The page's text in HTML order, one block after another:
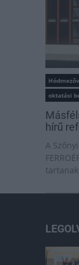
oktatási
hírű
A
tartanak